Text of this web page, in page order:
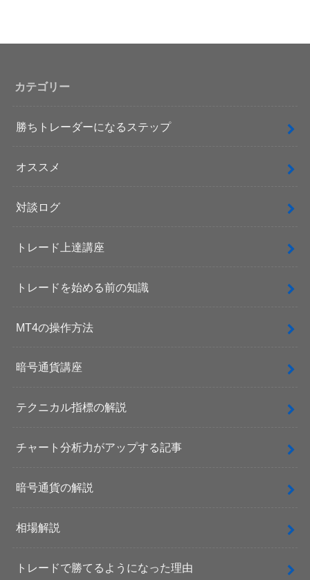
カテゴリー
勝ちトレーダーになるステップ
オススメ
対談ログ
トレード上達講座
トレードを始める前の知識
MT4の操作方法
暗号通貨講座
テクニカル指標の解説
チャート分析力がアップする記事
暗号通貨の解説
相場解説
トレードで勝てるようになった理由